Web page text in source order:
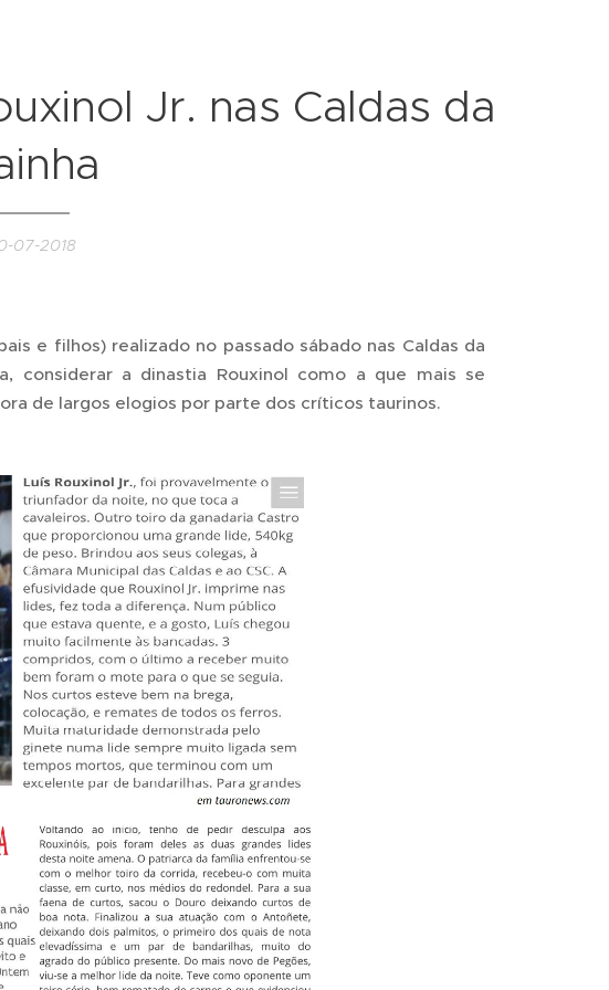
Jr. nas Caldas da
07-2018
e filhos) realizado no passado sábado nas Caldas da
considerar a dinastia Rouxinol como a que mais se
de largos elogios por parte dos críticos taurinos.